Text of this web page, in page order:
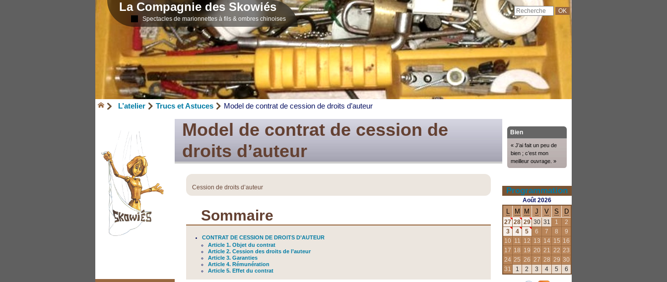
La Compagnie des Skowiés
Spectacles de marionnettes à fils & ombres chinoises
L’atelier Trucs et Astuces Model de contrat de cession de droits d’auteur
Model de contrat de cession de
droits d’auteur
Cession de droits d’auteur
Sommaire
CONTRAT DE CESSION DE DROITS D’AUTEUR
Article 1. Objet du contrat
Article 2. Cession des droits de l’auteur
Article 3. Garanties
Article 4. Rémunération
Article 5. Effet du contrat
Bien
« J’ai fait un peu de
bien ; c’est mon
meilleur ouvrage. »
Programmation
Août 2026
L M M J V S D
27 28 29 30 31 1
2
3
4 5 6 7 8
9
10 11 12 13 14 15 16
17 18 19 20 21 22 23
24 25 26 27 28 29 30
31
1 2 3 4 5 6